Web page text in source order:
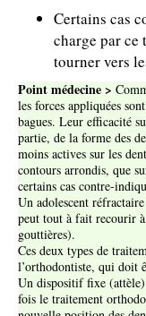
Certains cas
charge par ce
tourner vers
Point médecine >
les forces appliquées
bagues. Leur efficacité
partie, de la forme des
moins actives sur les
contours arrondis, que
certains cas contre-
Un adolescent
peut tout à fait recourir
gouttières).
Ces deux types de
l’orthodontiste, qui doit
Un dispositif fixe
fois le traitement